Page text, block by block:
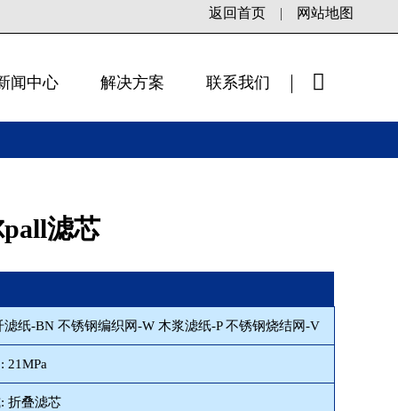
返回首页 | 网站地图
闻中心 解决方案 联系我们
滤芯
滤纸-BN 不锈钢编织网-W 木浆滤纸-P 不锈钢烧结网-V
21MPa
折叠滤芯